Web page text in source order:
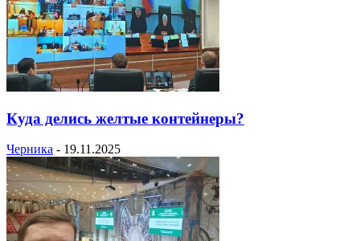
Куда делись желтые контейнеры?
Черника - 19.11.2025